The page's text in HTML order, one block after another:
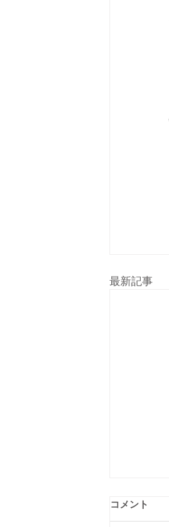
最新記事
コメント